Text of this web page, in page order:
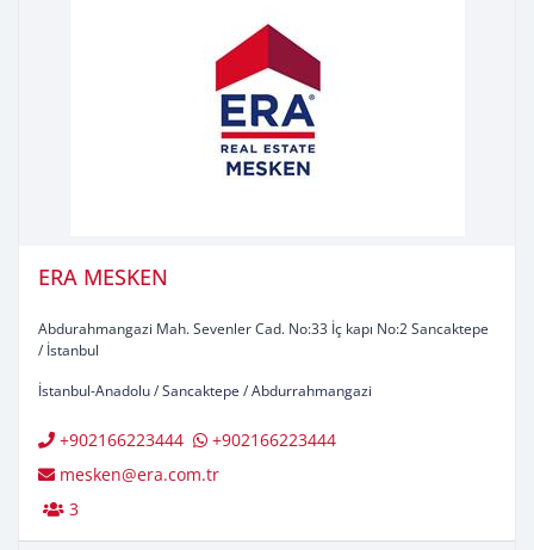
ERA MESKEN
Abdurahmangazi Mah. Sevenler Cad. No:33 İç kapı No:2 Sancaktepe
/ İstanbul
İstanbul-Anadolu/Sancaktepe /Abdurrahmangazi
+902166223444
+902166223444
mesken@era.com.tr
3